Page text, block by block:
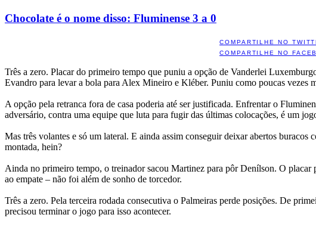
Chocolate é o nome disso: Fluminense 3 a 0
COMPARTILHE NO
COMPARTILHE NO
Três a zero. Placar do primeiro tempo que puniu a opção de Vanderlei
Evandro para levar a bola para Alex Mineiro e Kléber. Puniu como poucas vezes
A opção pela retranca fora de casa poderia até ser justificada. Enfrentar o
adversário, contra uma equipe que luta para fugir das últimas colocações, é um
Mas três volantes e só um lateral. E ainda assim conseguir deixar abertos
montada, hein?
Ainda no primeiro tempo, o treinador sacou Martinez para pôr Denílson. O placar
ao empate – não foi além de sonho de torcedor.
Três a zero. Pela terceira rodada consecutiva o Palmeiras perde posições. De
precisou terminar o jogo para isso acontecer.